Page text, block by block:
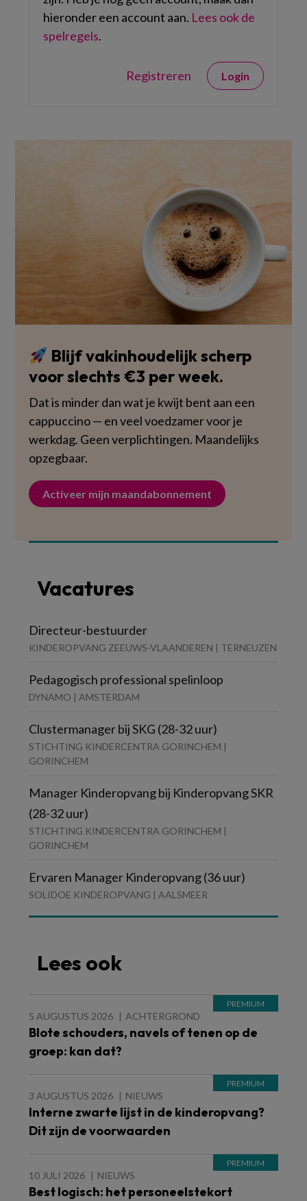
hieronder een account aan. Lees ook de
spelregels.
Registreren Login
Blijf vakinhoudelijk scherp
voor slechts €3 per week.
Dat is minder dan wat je kwijt bent aan een
cappuccino — en veel voedzamer voor je
werkdag. Geen verplichtingen. Maandelijks
opzegbaar.
Activeer mijn maandabonnement
Vacatures
Directeur-bestuurder
KINDEROPVANG ZEEUWS-VLAANDEREN | TERNEUZEN
Pedagogisch professional spelinloop
DYNAMO | AMSTERDAM
Clustermanager bij SKG (28-32 uur)
STICHTING KINDERCENTRA GORINCHEM |
GORINCHEM
Manager Kinderopvang bij Kinderopvang SKR
(28-32 uur)
STICHTING KINDERCENTRA GORINCHEM |
GORINCHEM
Ervaren Manager Kinderopvang (36 uur)
SOLIDOE KINDEROPVANG | AALSMEER
Lees ook
5 AUGUSTUS 2026 ACHTERGROND
Blote schouders, navels of tenen op de
groep: kan dat?
3 AUGUSTUS 2026 NIEUWS
Interne zwarte lijst in de kinderopvang?
Dit zijn de voorwaarden
10 JULI 2026 NIEUWS
Best logisch: het personeelstekort